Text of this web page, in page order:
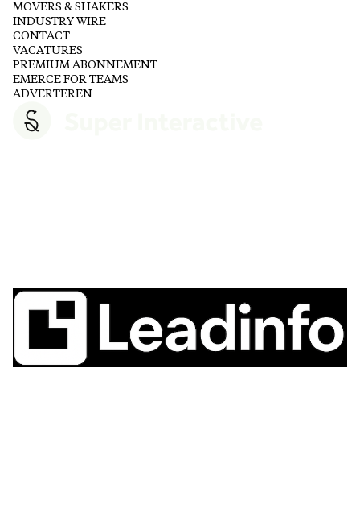
MOVERS & SHAKERS
INDUSTRY WIRE
CONTACT
VACATURES
PREMIUM ABONNEMENT
EMERCE FOR TEAMS
ADVERTEREN